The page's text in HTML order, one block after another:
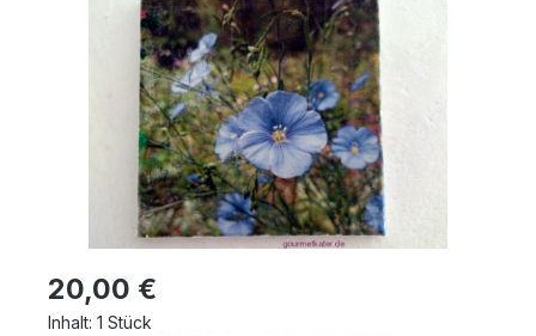
Regulärer Preis:
20,00 €
Inhalt: 1 Stück